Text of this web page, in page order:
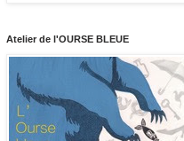
Atelier de l'OURSE BLEUE